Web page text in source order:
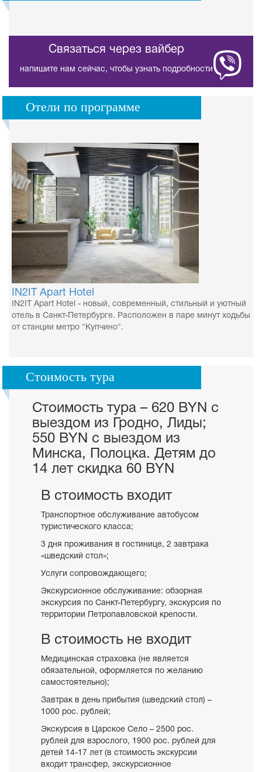
Связаться через вайбер
напишите нам сейчас, чтобы узнать подробности
Отели по программе
IN2IT Apart Hotel
IN2IT Apart Hotel - новый, современный, стильный и уютный
отель в Санкт-Петербурге. Расположен в паре минут ходьбы
от станции метро "Купчино".
Стоимость тура
Стоимость тура – 620 BYN с
выездом из Гродно, Лиды;
550 BYN с выездом из
Минска, Полоцка. Детям до
14 лет скидка 60 BYN
В стоимость входит
Транспортное обслуживание автобусом
туристического класса;
3 дня проживания в гостинице, 2 завтрака
«шведский стол»;
Услуги сопровождающего;
Экскурсионное обслуживание: обзорная
экскурсия по Санкт-Петербургу, экскурсия по
территории Петропавловской крепости.
В стоимость не входит
Медицинская страховка (не является
обязательной, оформляется по желанию
самостоятельно);
Завтрак в день прибытия (шведский стол) –
1000 рос. рублей;
Экскурсия в Царское Село – 2500 рос.
рублей для взрослого, 1900 рос. рублей для
детей 14-17 лет (в стоимость экскурсии
входит трансфер, экскурсионное